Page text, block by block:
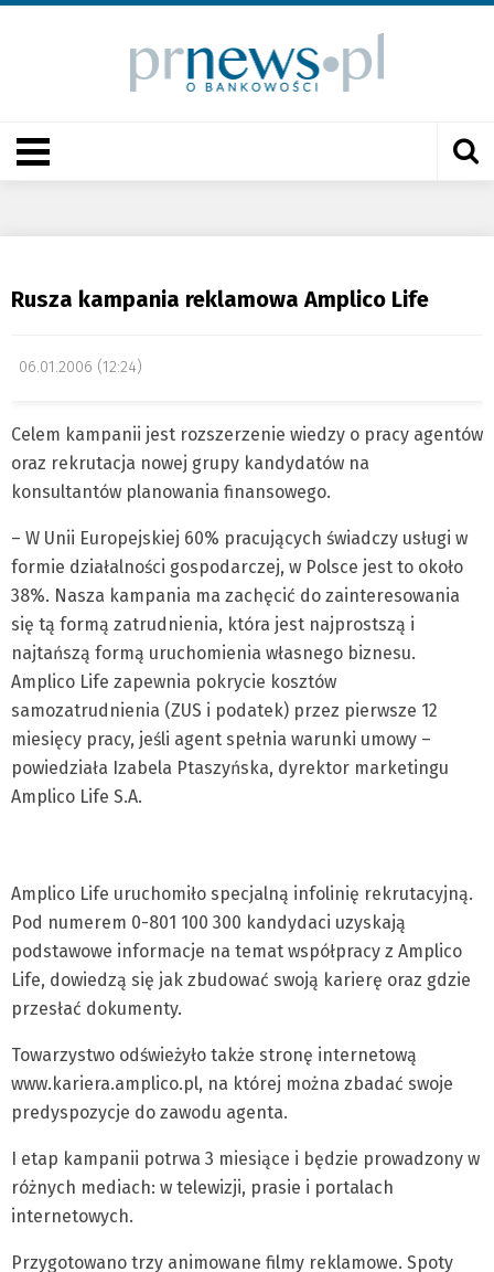
Rusza kampania reklamowa Amplico Life
06.01.2006 (12:24)
Celem kampanii jest rozszerzenie wiedzy o pracy agentów
oraz rekrutacja nowej grupy kandydatów na
konsultantów planowania finansowego.
– W Unii Europejskiej 60% pracujących świadczy usługi w
formie działalności gospodarczej, w Polsce jest to około
38%. Nasza kampania ma zachęcić do zainteresowania
się tą formą zatrudnienia, która jest najprostszą i
najtańszą formą uruchomienia własnego biznesu.
Amplico Life zapewnia pokrycie kosztów
samozatrudnienia (ZUS i podatek) przez pierwsze 12
miesięcy pracy, jeśli agent spełnia warunki umowy –
powiedziała Izabela Ptaszyńska, dyrektor marketingu
Amplico Life S.A.
Amplico Life uruchomiło specjalną infolinię rekrutacyjną.
Pod numerem 0-801 100 300 kandydaci uzyskają
podstawowe informacje na temat współpracy z Amplico
Life, dowiedzą się jak zbudować swoją karierę oraz gdzie
przesłać dokumenty.
Towarzystwo odświeżyło także stronę internetową
www.kariera.amplico.pl, na której można zbadać swoje
predyspozycje do zawodu agenta.
I etap kampanii potrwa 3 miesiące i będzie prowadzony w
różnych mediach: w telewizji, prasie i portalach
internetowych.
Przygotowano trzy animowane filmy reklamowe. Spoty